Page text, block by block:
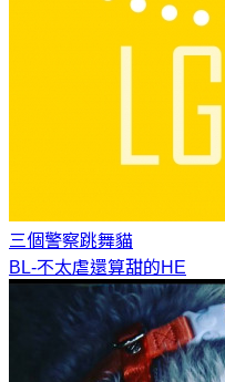
三個警察跳舞貓
BL-不太虐還算甜的HE